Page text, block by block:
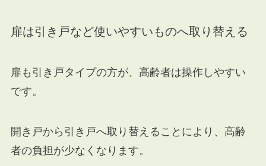
扉は引き戸など使いやすいものへ取り替える
扉も引き戸タイプの方が、高齢者は操作しやすい
です。
開き戸から引き戸へ取り替えることにより、高齢
者の負担が少なくなります。